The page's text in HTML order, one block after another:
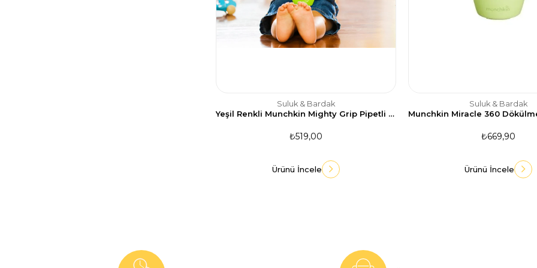
Suluk & Bardak
Yeşil Renkli Munchkin Mighty Grip Pipetli Damlatmaz Alıştırma Bardağı - 296 ml, 12 Ay
₺519,00
Ürünü İncele
Suluk & Bardak
₺669,90
Ürünü İncele